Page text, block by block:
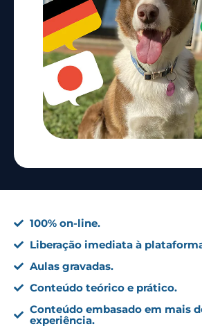
100% on-line.
Liberação imediata à
Aulas gravadas.
Conteúdo teórico e prático.
Conteúdo embasado em mais
experiência.